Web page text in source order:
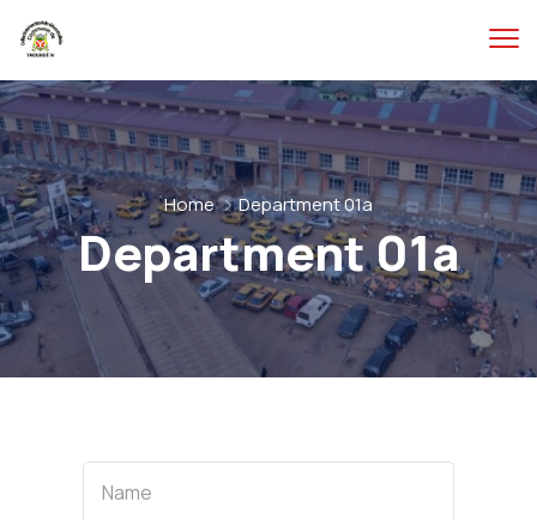
Home Department 01a
Department 01a
Name
Name